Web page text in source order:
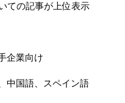
ての記事が上位表示
企業向け
中国語、スペイン語